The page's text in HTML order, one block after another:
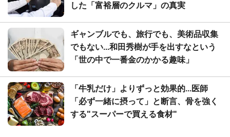
した「富裕層のクルマ」の真実
ギャンブルでも、旅行でも、美術品収集
でもない...和田秀樹が手を出すなという
「世の中で一番金のかかる趣味」
「牛乳だけ」よりずっと効果的...医師
「必ず一緒に摂って」と断言、骨を強く
する"スーパーで買える食材"